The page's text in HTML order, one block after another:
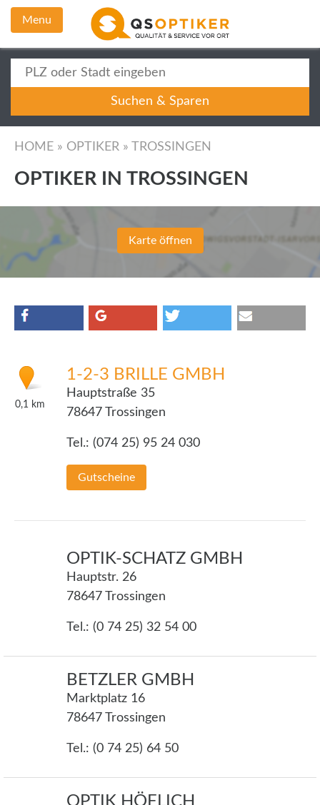
Menu
HOME » OPTIKER » TROSSINGEN
OPTIKER IN TROSSINGEN
Karte öffnen
0,1km
1-2-3 BRILLE GMBH
Hauptstraße 35
78647 Trossingen
Tel.: (074 25) 95 24 030
Gutscheine
OPTIK-SCHATZ GMBH
Hauptstr. 26
78647 Trossingen
Tel.: (0 74 25) 32 54 00
BETZLER GMBH
Marktplatz 16
78647 Trossingen
Tel.: (0 74 25) 64 50
OPTIK HÖFLICH